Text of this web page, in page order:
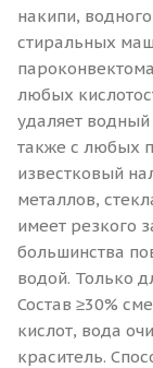
накипи,
стиральных
любых
удаляет
также с любых
известковый
металлов,
имеет резкого
большинства
водой. Только
Состав ≥30%
кислот, вода
краситель.